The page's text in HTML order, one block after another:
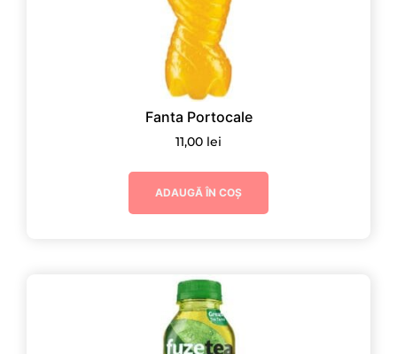
Fanta Portocale
11,00 lei
ADAUGĂ ÎN COȘ